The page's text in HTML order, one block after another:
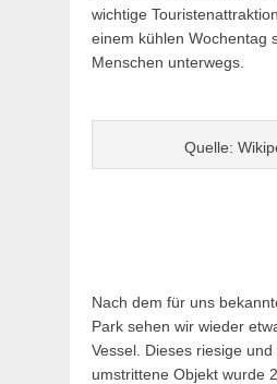
wichtige
einem kühlen Wochentag
Menschen unterwegs.
Quelle:
Nach dem für uns
Park sehen wir wieder
Vessel. Dieses riesige und
umstrittene Objekt wurde